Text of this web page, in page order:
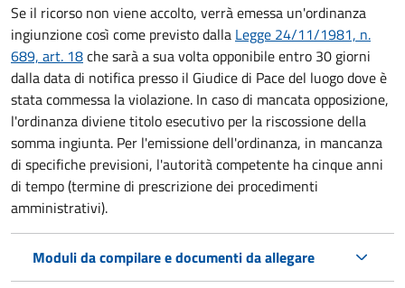
Se il ricorso non viene accolto, verrà emessa un'ordinanza
ingiunzione così come previsto dalla Legge 24/11/1981, n.
689, art. 18che sarà a sua volta opponibile entro 30 giorni
dalla data di notifica presso il Giudice di Pace del luogo dove è
stata commessa la violazione. In caso di mancata opposizione,
l'ordinanza diviene titolo esecutivo per la riscossione della
somma ingiunta. Per l'emissione dell'ordinanza, in mancanza
di specifiche previsioni, l'autorità competente ha cinque anni
di tempo (termine di prescrizione dei procedimenti
amministrativi).
Moduli da compilare e documenti da allegare